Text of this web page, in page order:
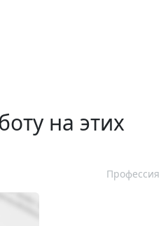
на этих
Профессия